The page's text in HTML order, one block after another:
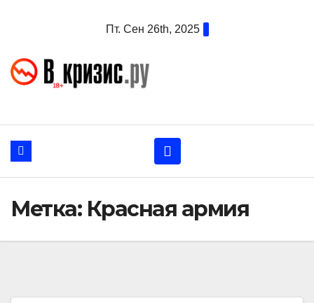
Пт. Сен 26th, 2025
Метка: Красная армия